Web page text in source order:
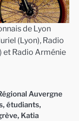
de Lyon
(Lyon), Radio
et Radio Arménie
Auvergne
, étudiants,
, Katia